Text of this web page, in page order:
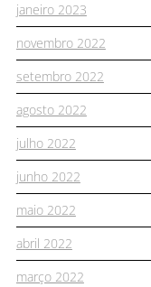
janeiro 2023
novembro 2022
setembro 2022
agosto 2022
julho 2022
junho 2022
maio 2022
abril 2022
março 2022